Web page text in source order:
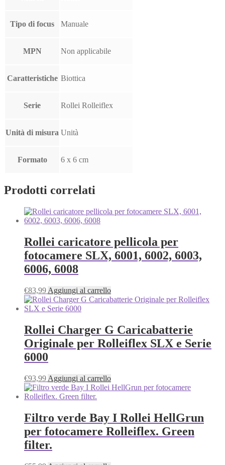
Tipo di focus Manuale
MPN Non applicabile
Caratteristiche Biottica
Serie Rollei Rolleiflex
Unità di misura Unità
Formato 6 x 6 cm
Prodotti correlati
Rollei caricatore pellicola per
fotocamere SLX, 6001, 6002, 6003,
6006, 6008
€83,99 Aggiungi al carrello
Rollei Charger G Caricabatterie
Originale per Rolleiflex SLX e Serie
6000
€93,99 Aggiungi al carrello
Filtro verde Bay I Rollei HellGrun
per fotocamere Rolleiflex. Green
filter.